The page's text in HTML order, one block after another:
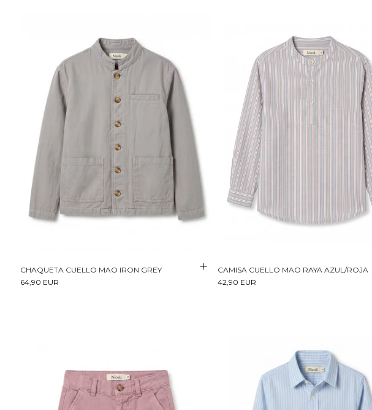
CHAQUETA CUELLO MAO IRON GREY
64,90 EUR
CAMISA CUELLO MAO RAYA AZUL/ROJA
42,90 EUR